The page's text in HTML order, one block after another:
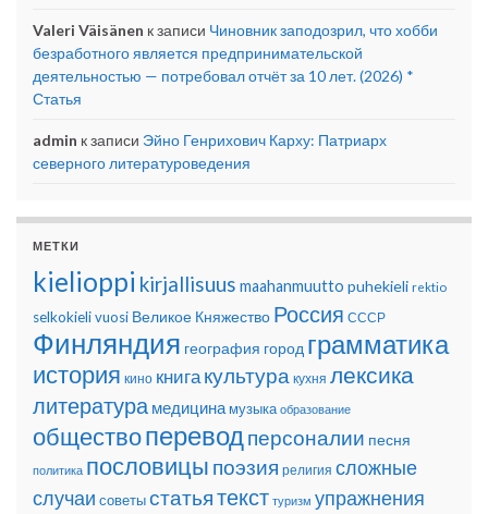
Valeri Väisänen к записи Чиновник заподозрил, что хобби
безработного является предпринимательской
деятельностью — потребовал отчёт за 10 лет. (2026) *
Статья
admin к записи Эйно Генрихович Карху: Патриарх
северного литературоведения
МЕТКИ
kielioppi kirjallisuus maahanmuutto puhekieli rektio
selkokielivuosi Великое Княжество Россия СССР
Финляндия география город грамматика
история кино книгакультура кухня лексика
литература медицина музыка образование
обществопереводперсоналии песня
политика пословицы поэзия религия сложные
случаи советыстатьятекст туризм упражнения